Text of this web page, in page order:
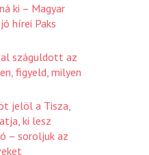
ki – Magyar
hírei Paks
száguldott az
figyeld, milyen
jelöl a Tisza,
ki lesz
– soroljuk az